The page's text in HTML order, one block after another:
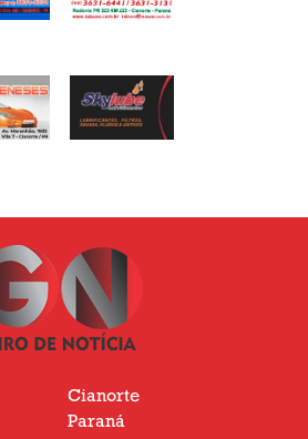
Cianorte
Paraná